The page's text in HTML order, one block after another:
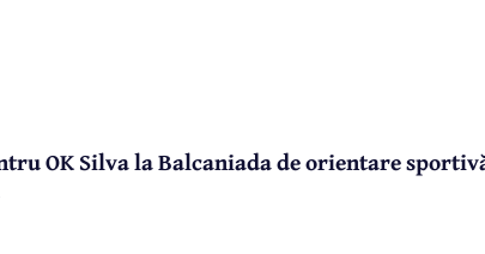
OK Silva la Balcaniada de orientare